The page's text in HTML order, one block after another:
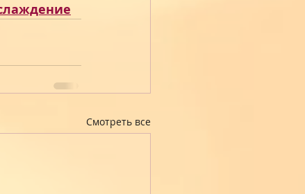
Смотреть все